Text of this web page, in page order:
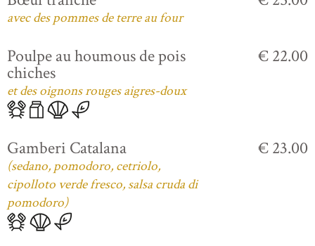
avec des pommes de terre au four
Poulpe au houmous de pois
chiches
et des oignons rouges aigres-doux
€ 22.00
Gamberi Catalana
(sedano, pomodoro, cetriolo,
cipolloto verde fresco, salsa cruda di
pomodoro)
€ 23.00